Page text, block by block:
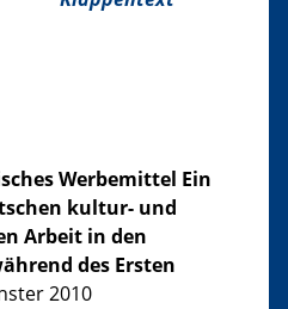
Werbemittel Ein
kultur- und
Arbeit in den
des Ersten
2010